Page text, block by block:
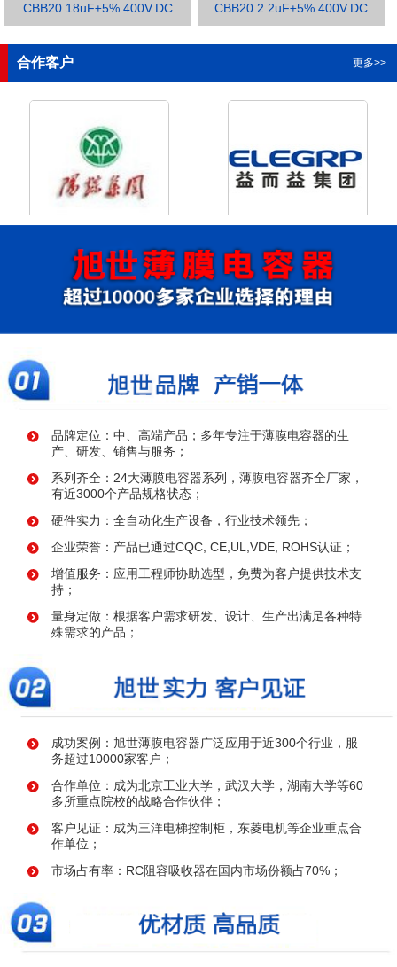
CBB20 18uF±5% 400V.DC
CBB20 2.2uF±5% 400V.DC
合作客户 更多>>
山西省阳泉市阳泉煤业集团 益而益(集团)有限公司
品牌定位：中、高端产品；多年专注于薄膜电容器的生
产、研发、销售与服务；
系列齐全：24大薄膜电容器系列，薄膜电容器齐全厂家，
有近3000个产品规格状态；
硬件实力：全自动化生产设备，行业技术领先；
企业荣誉：产品已通过CQC, CE,UL,VDE, ROHS认证；
增值服务：应用工程师协助选型，免费为客户提供技术支
持；
量身定做：根据客户需求研发、设计、生产出满足各种特
殊需求的产品；
成功案例：旭世薄膜电容器广泛应用于近300个行业，服
务超过10000家客户；
合作单位：成为北京工业大学，武汉大学，湖南大学等60
多所重点院校的战略合作伙伴；
客户见证：成为三洋电梯控制柜，东菱电机等企业重点合
作单位；
市场占有率：RC阻容吸收器在国内市场份额占70%；